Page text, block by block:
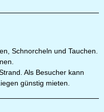
Schnorcheln und Tauchen.
Als Besucher kann
günstig mieten.